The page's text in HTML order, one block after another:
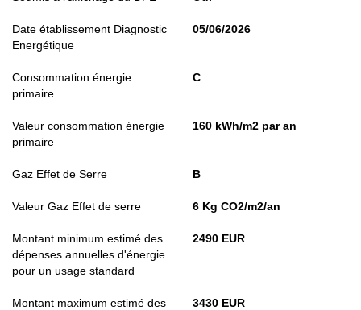
Date établissement Diagnostic
Energétique
05/06/2026
Consommation énergie
primaire
C
Valeur consommation énergie
primaire
160 kWh/m2 par an
Gaz Effet de Serre B
Valeur Gaz Effet de serre 6 Kg CO2/m2/an
Montant minimum estimé des
dépenses annuelles d'énergie
pour un usage standard
2490 EUR
Montant maximum estimé des
3430 EUR